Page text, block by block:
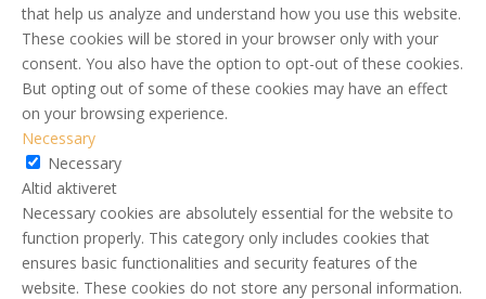
that help us analyze and understand how you use this website.
These cookies will be stored in your browser only with your
consent. You also have the option to opt-out of these cookies.
But opting out of some of these cookies may have an effect
on your browsing experience.
Necessary
Necessary
Altid aktiveret
Necessary cookies are absolutely essential for the website to
function properly. This category only includes cookies that
ensures basic functionalities and security features of the
website. These cookies do not store any personal information.